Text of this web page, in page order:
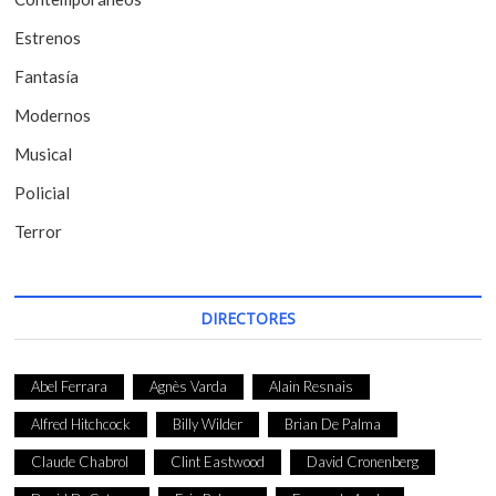
n
t
r
a
d
a
s
Estrenos
Fantasía
Modernos
Musical
Policial
Terror
DIRECTORES
Abel Ferrara Agnès Varda Alain Resnais
Alfred Hitchcock Billy Wilder Brian De Palma
Claude Chabrol Clint Eastwood David Cronenberg